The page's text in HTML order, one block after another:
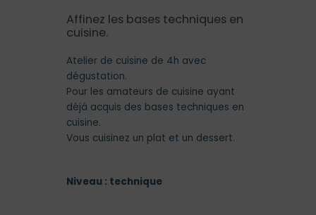
Affinez les bases techniques en
cuisine.
Atelier de cuisine de 4h avec
dégustation.
Pour les amateurs de cuisine ayant
déjà acquis des bases techniques en
cuisine.
Vous cuisinez un plat et un dessert.
Niveau : technique